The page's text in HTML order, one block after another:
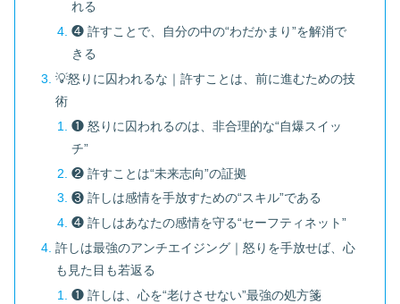
れる
❹ 許すことで、自分の中の“わだかまり”を解消で
きる
💡怒りに囚われるな｜許すことは、前に進むための技
術
❶ 怒りに囚われるのは、非合理的な“自爆スイッ
チ”
❷ 許すことは“未来志向”の証拠
❸ 許しは感情を手放すための“スキル”である
❹ 許しはあなたの感情を守る“セーフティネット”
許しは最強のアンチエイジング｜怒りを手放せば、心
も見た目も若返る
❶ 許しは、心を“老けさせない”最強の処方箋